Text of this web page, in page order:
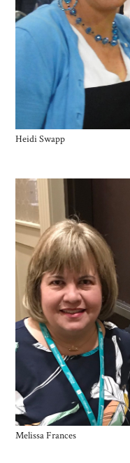
Heidi Swapp
Melissa Frances